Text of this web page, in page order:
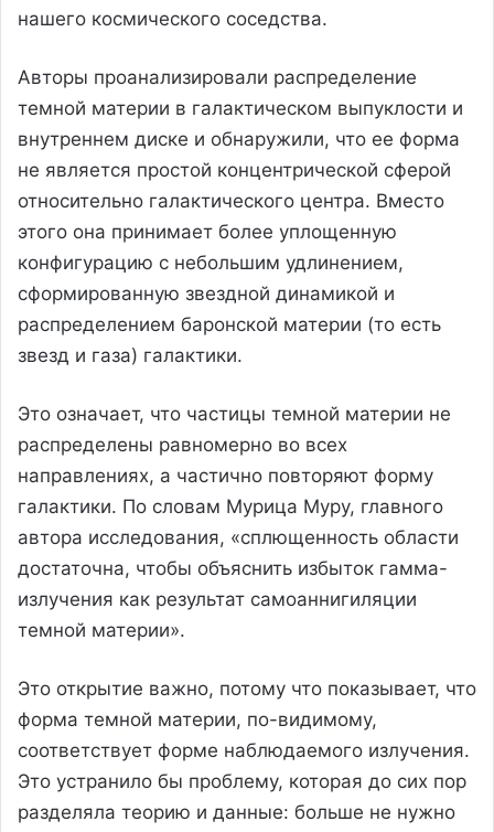
нашего космического соседства.
Авторы проанализировали распределение
темной материи в галактическом выпуклости и
внутреннем диске и обнаружили, что ее форма
не является простой концентрической сферой
относительно галактического центра. Вместо
этого она принимает более уплощенную
конфигурацию с небольшим удлинением,
сформированную звездной динамикой и
распределением баронской материи (то есть
звезд и газа) галактики.
Это означает, что частицы темной материи не
распределены равномерно во всех
направлениях, а частично повторяют форму
галактики. По словам Мурица Муру, главного
автора исследования, «сплющенность области
достаточна, чтобы объяснить избыток гамма-
излучения как результат самоаннигиляции
темной материи».
Это открытие важно, потому что показывает, что
форма темной материи, по-видимому,
соответствует форме наблюдаемого излучения.
Это устранило бы проблему, которая до сих пор
разделяла теорию и данные: больше не нужно